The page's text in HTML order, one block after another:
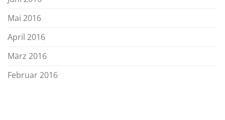
Mai 2016
April 2016
März 2016
Februar 2016